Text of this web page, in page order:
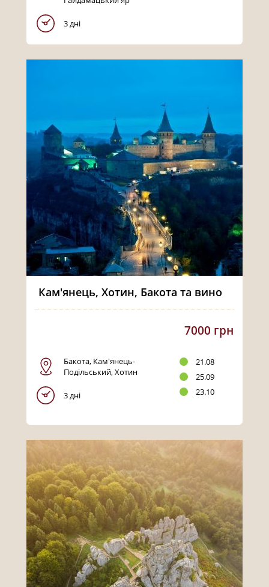
3 дні
Кам'янець, Хотин, Бакота та вино
7000 грн
Бакота, Кам'янець-
Подільський, Хотин
3 дні
21.08
25.09
23.10